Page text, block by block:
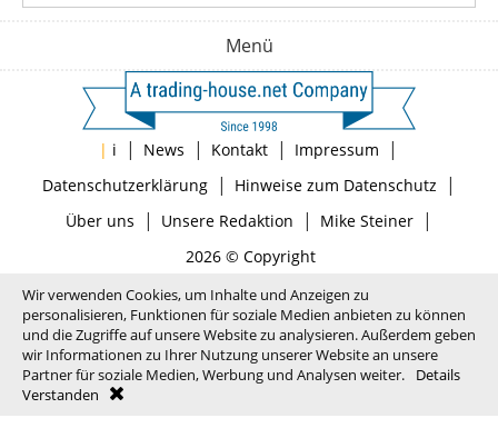
Menü
| i | News | Kontakt | Impressum |
Datenschutzerklärung| Hinweise zum Datenschutz |
Über uns | Unsere Redaktion | Mike Steiner|
2026 © Copyright
Wir verwenden Cookies, um Inhalte und Anzeigen zu
personalisieren, Funktionen für soziale Medien anbieten zu können
und die Zugriffe auf unsere Website zu analysieren. Außerdem geben
wir Informationen zu Ihrer Nutzung unserer Website an unsere
Partner für soziale Medien, Werbung und Analysen weiter.
Details
Verstanden